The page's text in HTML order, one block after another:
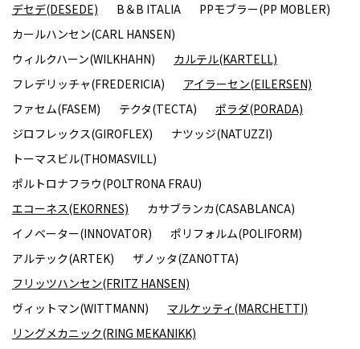
デセデ(DESEDE)
B＆B ITALIA
PPモブラー(PP MOBLER)
カールハンセン(CARL HANSEN)
ウィルクハーン(WILKHAHN)
カルテル(KARTELL)
フレデリッチャ(FREDERICIA)
アイラーセン(EILERSEN)
ファセム(FASEM)
テクタ(TECTA)
ポラダ(PORADA)
ジロフレックス(GIROFLEX)
ナツッジ(NATUZZI)
トーマスビル(THOMASVILL)
ポルトロナフラウ(POLTRONA FRAU)
エコーネス(EKORNES)
カサブランカ(CASABLANCA)
イノベーター(INNOVATOR)
ポリフォルム(POLIFORM)
アルテック(ARTEK)
ザノッタ(ZANOTTA)
フリッツハンセン(FRITZ HANSEN)
ヴィットマン(WITTMANN)
マルケッティ(MARCHETTI)
リングメカニック(RING MEKANIKK)